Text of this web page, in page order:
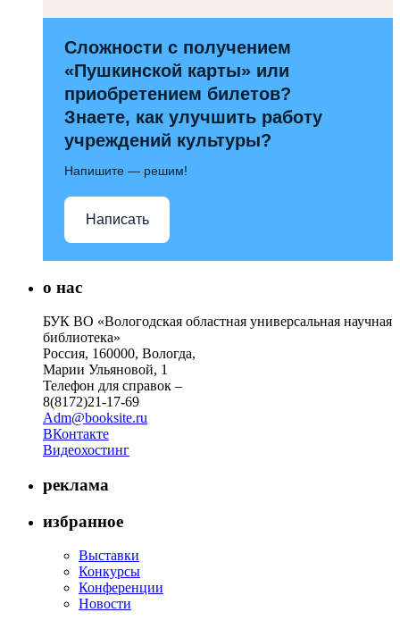
Сложности с получением
«Пушкинской карты» или
приобретением билетов?
Знаете, как улучшить работу
учреждений культуры?
Напишите — решим!
Написать
о нас
БУК ВО «Вологодская областная универсальная научная
библиотека»
Россия, 160000, Вологда,
Марии Ульяновой, 1
Телефон для справок –
8(8172)21-17-69
Adm@booksite.ru
ВКонтакте
Видеохостинг
реклама
избранное
Выставки
Конкурсы
Конференции
Новости